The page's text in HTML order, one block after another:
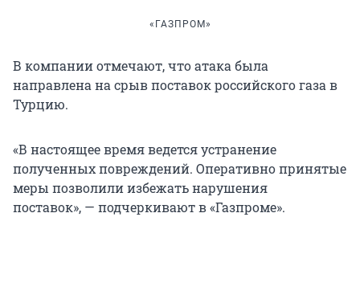
«ГАЗПРОМ»
В компании отмечают, что атака была
направлена на срыв поставок российского газа в
Турцию.
«В настоящее время ведется устранение
полученных повреждений. Оперативно принятые
меры позволили избежать нарушения
поставок», — подчеркивают в «Газпроме».